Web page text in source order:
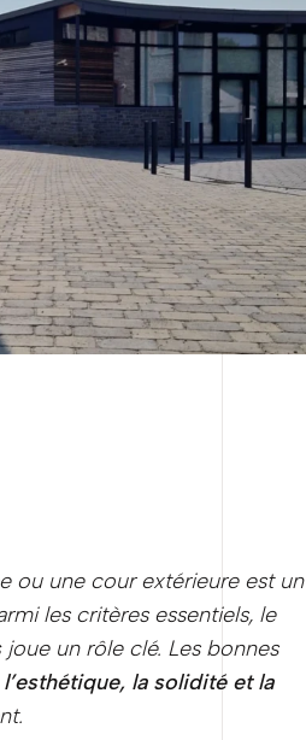
ou une cour extérieure est un
les critères essentiels, le
joue un rôle clé. Les bonnes
l’esthétique, la solidité et la